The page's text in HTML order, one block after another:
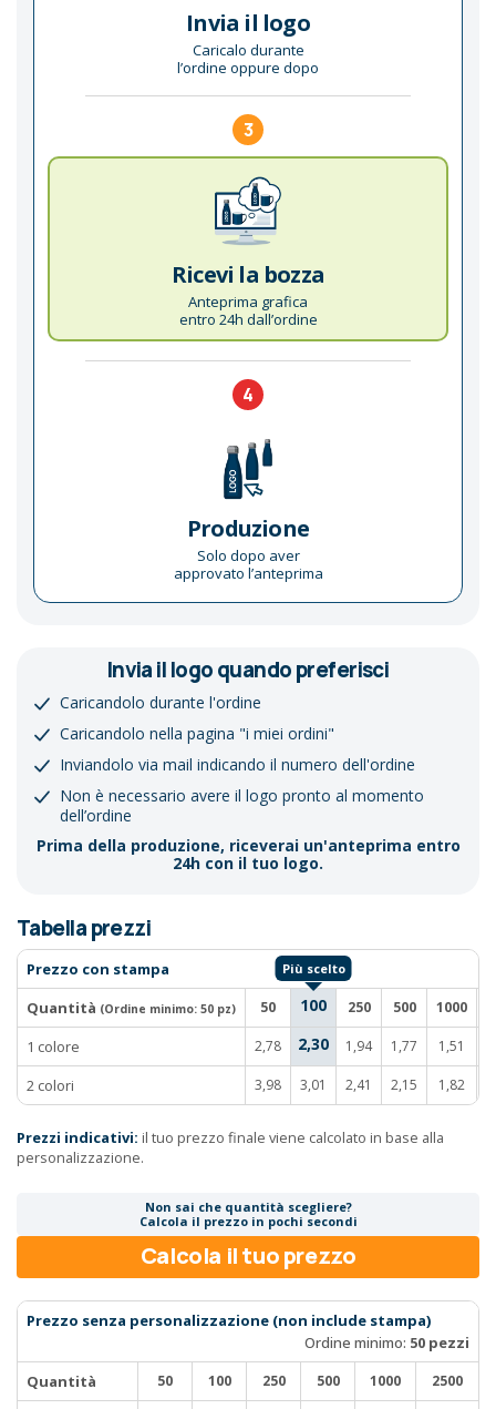
Invia il logo
Caricalo durante
l’ordine oppure dopo
3
Ricevi la bozza
Anteprima grafica
entro 24h dall’ordine
4
Produzione
Solo dopo aver
approvato l’anteprima
Invia il logo quando preferisci
Caricandolo durante l'ordine
Caricandolo nella pagina "i miei ordini"
Inviandolo via mail indicando il numero dell'ordine
Non è necessario avere il logo pronto al momento
dell’ordine
Prima della produzione, riceverai un'anteprima entro
24h con il tuo logo.
Tabella prezzi
Prezzo con stampa
Quantità (Ordine minimo: 50 pz) 50 100 250 500 1000
1 colore 2,78 2,30 1,94 1,77 1,51
2 colori 3,98 3,01 2,41 2,15 1,82
Prezzi indicativi: il tuo prezzo finale viene calcolato in base alla
personalizzazione.
Non sai che quantità scegliere?
Calcola il prezzo in pochi secondi
Calcola il tuo prezzo
Prezzo senza personalizzazione (non include stampa)
Ordine minimo: 50 pezzi
Quantità
50 100 250 500 1000 2500